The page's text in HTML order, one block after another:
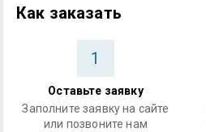
Как заказать
1
Оставьте заявку
Заполните заявку на сайте
или позвоните нам